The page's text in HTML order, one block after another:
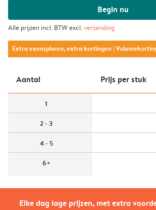
Elke dag lage prijzen, met extra
Begin nu
Alle prijzen incl. BTW excl.verzending
Extra exemplaren, extra kortingen|
Aantal Prijs per stuk
1
2 - 3
4 - 5
6+